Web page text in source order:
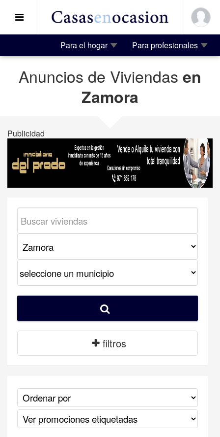
Para el hogar Para profesionales
Anuncios de Viviendas en
Zamora
Publicidad
filtros